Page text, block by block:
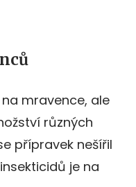
mravence, ale
různých
přípravek nešířil
je na